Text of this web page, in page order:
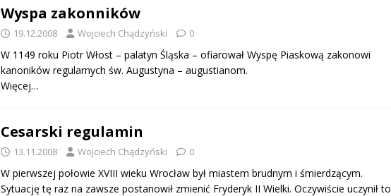
Wyspa zakonników
19.12.2008 Wojciech Chądzyński 0
W 1149 roku Piotr Włost – palatyn Śląska – ofiarował Wyspę Piaskową zakonowi
kanoników regularnych św. Augustyna – augustianom.
Więcej…
Cesarski regulamin
13.11.2008 Wojciech Chądzyński 0
W pierwszej połowie XVIII wieku Wrocław był miastem brudnym i śmierdzącym.
Sytuację tę raz na zawsze postanowił zmienić Fryderyk II Wielki. Oczywiście uczynił to